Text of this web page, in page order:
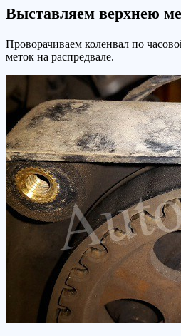
Выставляем верхнею
Проворачиваем коленвал по
меток на распредвале.